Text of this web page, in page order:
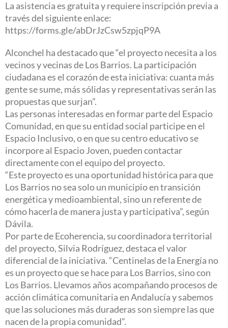
La asistencia es gratuita y requiere inscripción previa a
través del siguiente enlace:
https://forms.gle/abDrJzCsw5zpjqP9A
Alconchel ha destacado que “el proyecto necesita a los
vecinos y vecinas de Los Barrios. La participación
ciudadana es el corazón de esta iniciativa: cuanta más
gente se sume, más sólidas y representativas serán las
propuestas que surjan”.
Las personas interesadas en formar parte del Espacio
Comunidad, en que su entidad social participe en el
Espacio Inclusivo, o en que su centro educativo se
incorpore al Espacio Joven, pueden contactar
directamente con el equipo del proyecto.
“Este proyecto es una oportunidad histórica para que
Los Barrios no sea solo un municipio en transición
energética y medioambiental, sino un referente de
cómo hacerla de manera justa y participativa”, según
Dávila.
Por parte de Ecoherencia, su coordinadora territorial
del proyecto, Silvia Rodríguez, destaca el valor
diferencial de la iniciativa. “Centinelas de la Energía no
es un proyecto que se hace para Los Barrios, sino con
Los Barrios. Llevamos años acompañando procesos de
acción climática comunitaria en Andalucía y sabemos
que las soluciones más duraderas son siempre las que
nacen de la propia comunidad”.